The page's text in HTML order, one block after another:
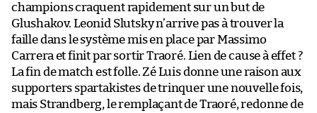
champions craquent rapidement sur un but de
Glushakov. Leonid Slutsky n’arrive pas à trouver la
faille dans le système mis en place par Massimo
Carrera et finit par sortir Traoré. Lien de cause à effet ?
La fin de match est folle. Zé Luis donne une raison aux
supporters spartakistes de trinquer une nouvelle fois,
mais Strandberg, le remplaçant de Traoré, redonne de